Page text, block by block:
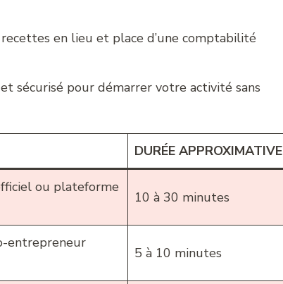
en lieu et place d’une comptabilité
sécurisé pour démarrer votre activité sans
DURÉE APPROXIMATIVE
ou plateforme
10 à 30 minutes
entrepreneur
5 à 10 minutes